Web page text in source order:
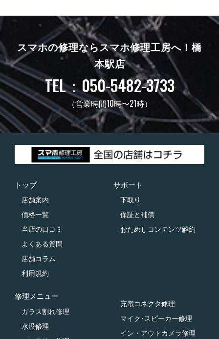
スマホの修理ならスマホ修理工房へ！ 橋
本駅店
TEL：050-5482-3733
（営業時間10時〜21時）
トップ
店舗案内
価格一覧
当店の口コミ
よくある質問
店舗コラム
利用規約
サポート
下取り
保証と補償
おためしコンテンツ解約
修理メニュー
ガラス割れ修理
水没修理
充電コネクタ修理
マイク･スピーカー修理
イン・アウトカメラ修理